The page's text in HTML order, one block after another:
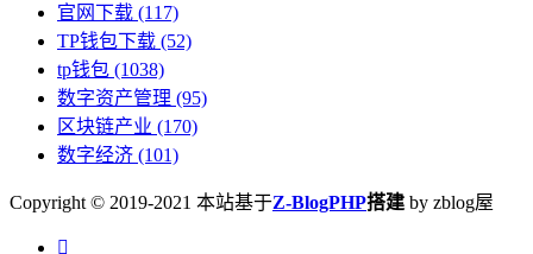
官网下载 (117)
TP钱包下载 (52)
tp钱包 (1038)
数字资产管理 (95)
区块链产业 (170)
数字经济 (101)
Copyright © 2019-2021 本站基于Z-BlogPHP搭建 by zblog屋
